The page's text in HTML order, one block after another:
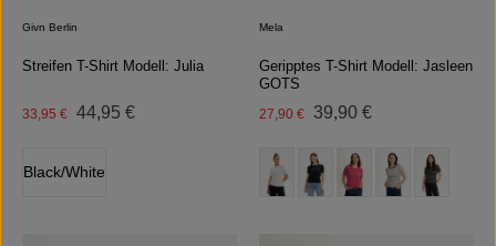
Givn Berlin
Streifen T-Shirt Modell: Julia
Verkaufspreis:
33,95 € Regulärer Preis:
44,95 €
Farbe
Black/White
Mela
Geripptes T-Shirt Modell: Jasleen
GOTS
Verkaufspreis:
27,90 € Regulärer Preis:
39,90 €
Farbeauswählen
(Diese Option ist zurzeit nicht